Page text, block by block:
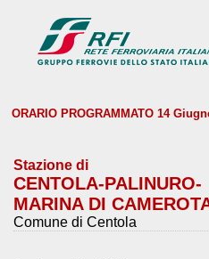
ORARIO PROGRAMMATO 14
Stazione di
CENTOLA-PALINURO-
MARINA DI
Comune di Centola